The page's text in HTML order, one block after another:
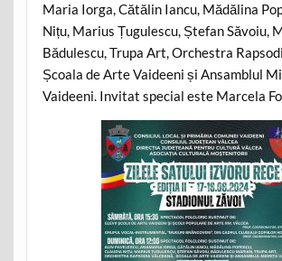
Maria Iorga, Cătălin Iancu, Mădălina
Nițu, Marius Țugulescu, Ștefan Săvoiu,
Bădulescu, Trupa Art, Orchestra
Școala de Arte Vaideeni și Ansamblul
Vaideeni. Invitat special este Marcela